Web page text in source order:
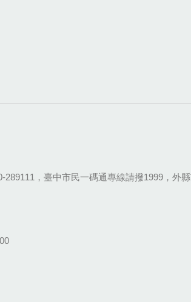
289111，臺中市民一碼通專線請撥1999，外